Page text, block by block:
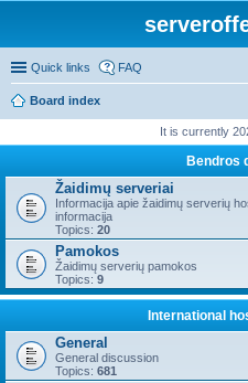
Quick links FAQ
Board index
It is currently
Bendros
Žaidimų serveriai
Informacija apie žaidimų serverių
informacija
Topics: 20
Pamokos
Žaidimų serverių pamokos
Topics: 9
International
General
General discussion
Topics: 681